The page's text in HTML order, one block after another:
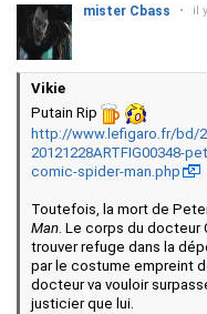
mister Cbass • il
Vikie
Putain Rip
http://www.lefigaro.fr/bd/
20121228ARTFIG00348-
comic-spider-man.php
Toutefois, la mort de
Man. Le corps du docteur
trouver refuge dans la
par le costume empreint
docteur va vouloir
justicier que lui.